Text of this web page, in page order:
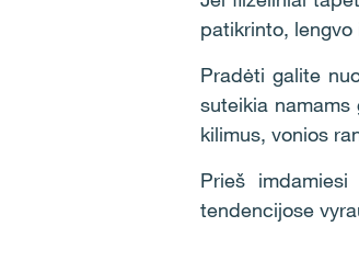
patikrinto,
Pradėti galite
suteikia namams
kilimus, vonios
Prieš
tendencijose